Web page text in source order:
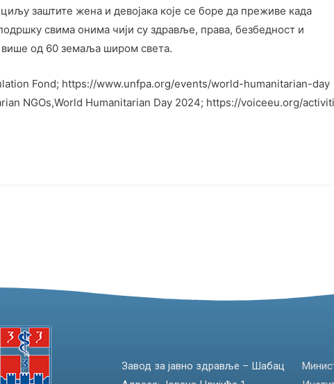
заштите жена и девојака које се боре да преживе када
свима онима чији су здравље, права, безбедност и
више од 60 земаља широм света.
Fond; https://www.unfpa.org/events/world-humanitarian-day
NGOs,World Humanitarian Day 2024; https://voiceeu.org/
Завод за јавно здравље – Шабац